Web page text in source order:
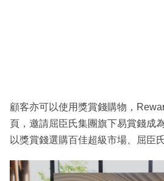
顧客亦可以使用獎賞錢購物，
頁，邀請屈臣氏集團旗下易賞錢成
以獎賞錢選購百佳超級市場、屈臣